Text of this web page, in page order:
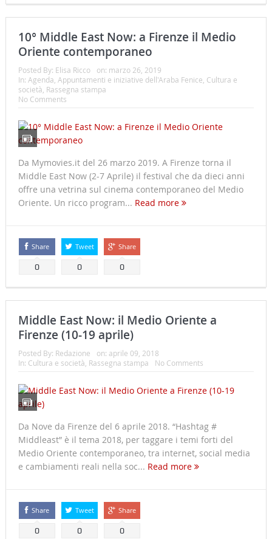
10° Middle East Now: a Firenze il Medio
Oriente contemporaneo
Posted By: Elisa Ricco on: marzo 26, 2019
In: Agenda Appuntamenti e iniziative dell'Araba Fenice Cultura e
società Rassegna stampa
No Comments
Da Mymovies.it del 26 marzo 2019. A Firenze torna il
Middle East Now (2-7 Aprile) il festival che da dieci anni
offre una vetrina sul cinema contemporaneo del Medio
Oriente. Un ricco program... Read more
Share
0
Tweet
0
Share
0
Middle East Now: il Medio Oriente a
Firenze (10-19 aprile)
Posted By: Redazione on: aprile 09, 2018
In: Cultura e società Rassegna stampa No Comments
Da Nove da Firenze del 6 aprile 2018. “Hashtag #
Middleast” è il tema 2018, per taggare i temi forti del
Medio Oriente contemporaneo, tra internet, social media
e cambiamenti reali nella soc... Read more
Share
0
Tweet
0
Share
0